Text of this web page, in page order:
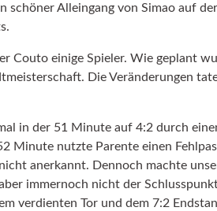
schöner Alleingang von Simao auf
Couto einige Spieler. Wie geplant
Die Veränderungen
in der 51 Minute auf 4:2 durch
Minute nutzte Parente einen
anerkannt. Dennoch machte
immernoch nicht der
verdienten Tor und dem 7:2